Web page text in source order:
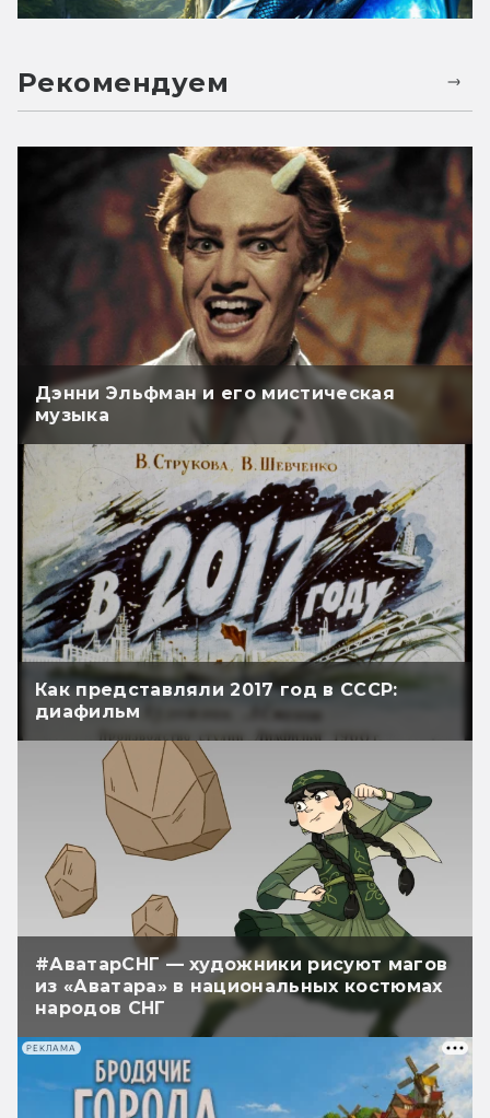
Рекомендуем
Дэнни Эльфман и его мистическая
музыка
Как представляли 2017 год в СССР:
диафильм
#АватарСНГ — художники рисуют магов
из «Аватара» в национальных костюмах
народов СНГ
РЕКЛАМА